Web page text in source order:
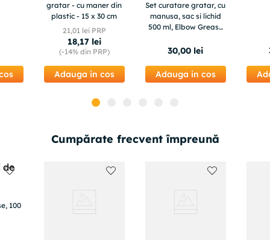
gratar - cu maner din
plastic - 15 x 30 cm
21,01 lei PRP
18,17 lei
(- din PRP)
Adauga in cos
Set curatare gratar, cu
manusa, sac si lichid
EG40
30, 00 lei
Adauga in cos
Cumpărate frecvent împreună
100